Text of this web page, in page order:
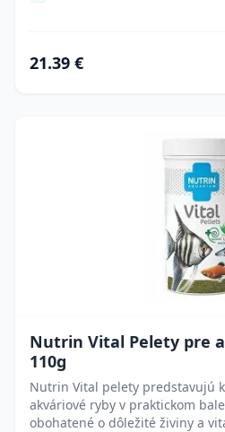
21.39 €
Nutrin Vital Pelety pre
110g
Nutrin Vital pelety predstavujú
akváriové ryby v praktickom
obohatené o dôležité živiny a